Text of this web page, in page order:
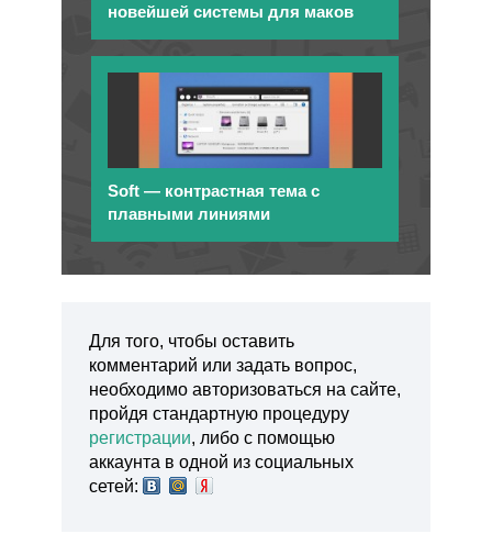
новейшей системы для маков
Soft — контрастная тема с
плавными линиями
Для того, чтобы оставить
комментарий или задать вопрос,
необходимо авторизоваться на сайте,
пройдя стандартную процедуру
регистрации, либо с помощью
аккаунта в одной из социальных
сетей: